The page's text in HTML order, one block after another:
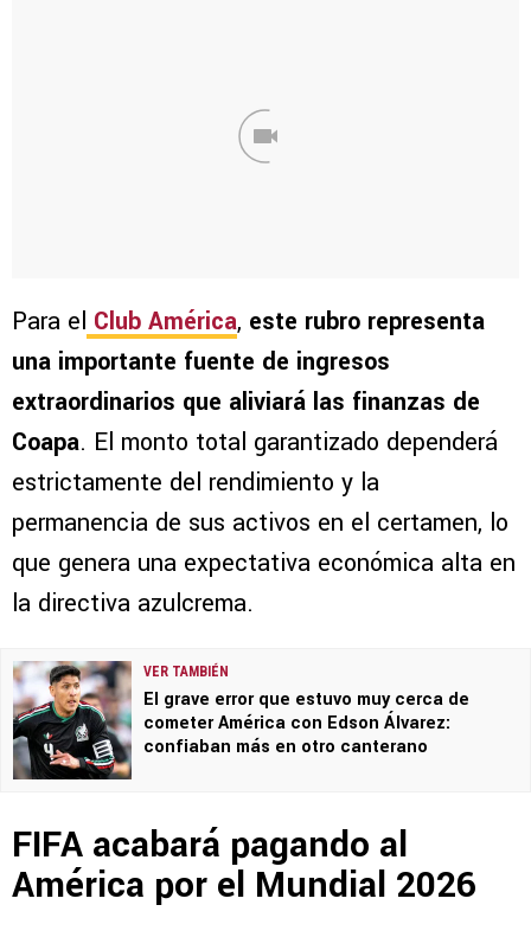
Para el Club América, este rubro representa
una importante fuente de ingresos
extraordinarios que aliviará las finanzas de
Coapa. El monto total garantizado dependerá
estrictamente del rendimiento y la
permanencia de sus activos en el certamen, lo
que genera una expectativa económica alta en
la directiva azulcrema.
VER TAMBIÉN
El grave error que estuvo muy cerca de
cometer América con Edson Álvarez:
confiaban más en otro canterano
FIFA acabará pagando al
América por el Mundial 2026